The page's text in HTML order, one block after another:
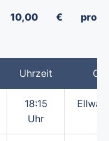
€ pro
Uhrzeit Ort
18:15
Uhr